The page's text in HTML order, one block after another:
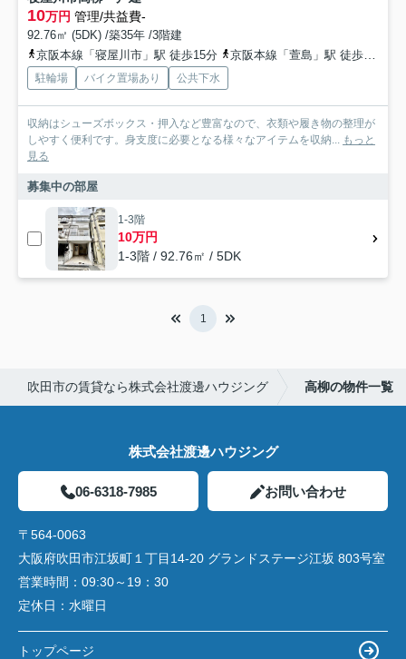
10万円 管理/共益費-
92.76㎡ (5DK) /築35年 /3階建
京阪本線「寝屋川市」駅 徒歩15分
京阪本線「萱島」駅 徒歩23分
駐輪場 バイク置場あり 公共下水
収納はシューズボックス・押入など豊富なので、衣類や履き物の整理が
しやすく便利です。身支度に必要となる様々なアイテムを収納... もっと
見る
募集中の部屋
1-3階
10万円
1-3階 / 92.76㎡ / 5DK
1
吹田市の賃貸なら株式会社渡邊ハウジング 高柳の物件一覧
株式会社渡邊ハウジング
06-6318-7985 お問い合わせ
〒564-0063
大阪府吹田市江坂町１丁目14‐20 グランドステージ江坂 803号室
営業時間： 09:30～19：30
定休日： 水曜日
トップページ